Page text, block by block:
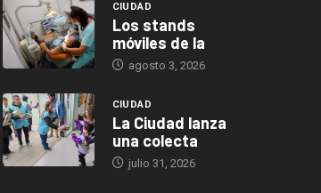
CIUDAD
Los stands
móviles de la
agosto 3, 2026
CIUDAD
La Ciudad lanza
una colecta
julio 31, 2026